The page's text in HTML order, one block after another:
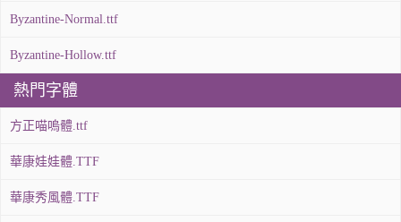
Byzantine-Normal.ttf
Byzantine-Hollow.ttf
熱門字體
方正喵嗚體.ttf
華康娃娃體.TTF
華康秀風體.TTF